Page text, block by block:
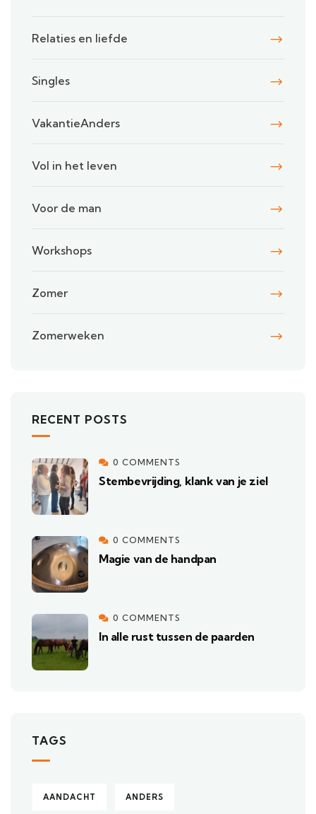
Relaties en liefde
Singles
VakantieAnders
Vol in het leven
Voor de man
Workshops
Zomer
Zomerweken
RECENT POSTS
0 COMMENTS
Stembevrijding, klank van je ziel
0 COMMENTS
Magie van de handpan
0 COMMENTS
In alle rust tussen de paarden
TAGS
AANDACHT ANDERS